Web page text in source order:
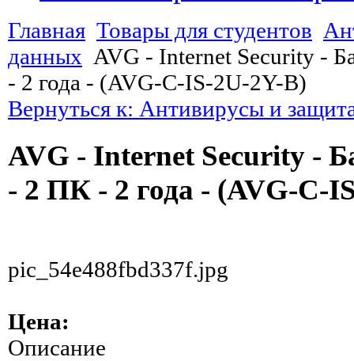
Главная Товары для студентов
данных AVG - Internet Security -
- 2 года - (AVG-C-IS-2U-2Y-B)
Вернуться к: Антивирусы и
AVG - Internet Security -
- 2 ПК - 2 года - (AVG-C-
pic_54e488fbd337f.jpg
Цена:
Описание